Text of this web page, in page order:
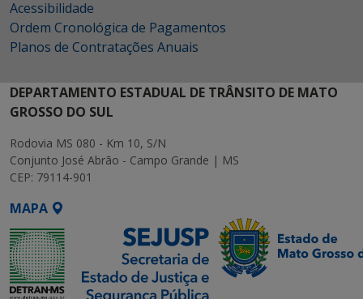
Acessibilidade
Ordem Cronológica de Pagamentos
Planos de Contratações Anuais
DEPARTAMENTO ESTADUAL DE TRÂNSITO DE MATO
GROSSO DO SUL
Rodovia MS 080 - Km 10, S/N
Conjunto José Abrão - Campo Grande | MS
CEP: 79114-901
MAPA